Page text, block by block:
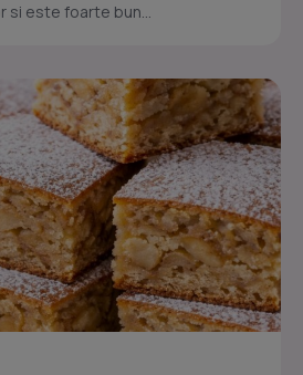
si este foarte bun...